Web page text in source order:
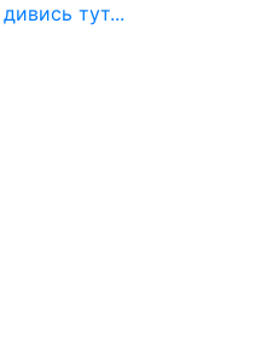
дивись тут...